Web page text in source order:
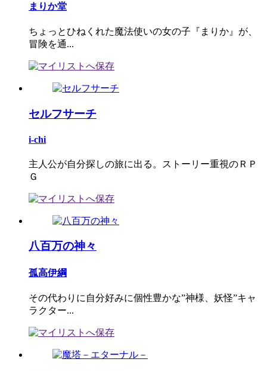
まりか堂
ちょっとひねくれた魔法使いの女の子『まりか』が、
冒険を通...
セルフサーチ
i-chi
主人公が自分探しの旅に出る。ストーリー重視のＲＰ
Ｇ
八百万の神々
孤高伊綱
その代わりに自分好みに個性豊かな”神様、妖怪”キャ
ラクター...